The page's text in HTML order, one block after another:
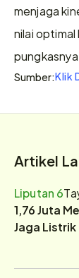
menjaga
nilai
Sumber:Klik
Artikel
Liputan 6
1,76 Juta
Jaga Listrik